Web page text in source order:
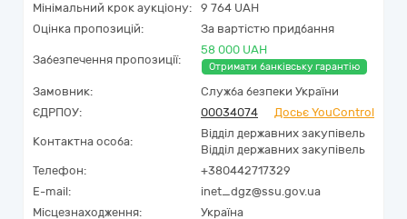
Мінімальний крок аукціону:
9 764 UAH
Оцінка пропозицій:
За вартістю придбання
Забезпечення пропозиції:
58 000 UAH
Отримати банківську гарантію
Замовник:
Служба безпеки України
ЄДРПОУ:
00034074 Досьє YouControl
Контактна особа:
Відділ державних закупівель
Відділ державних закупівель
Телефон:
+380442717329
E-mail:
inet_dgz@ssu.gov.ua
Місцезнаходження:
Україна